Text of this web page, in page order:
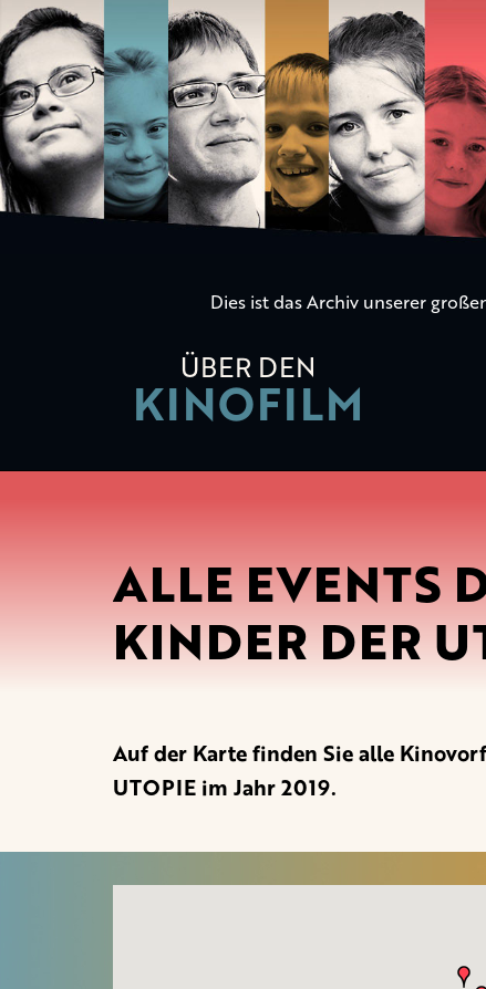
Die
Kinder
der
Utopie
Dies ist das Archiv unserer
ÜBER DEN
KINOFILM
ALLE EVENTS
KINDER DER
Auf der Karte finden Sie alle
UTOPIE im Jahr 2019.